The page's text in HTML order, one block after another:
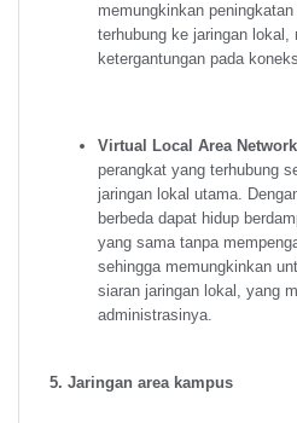
memungkinkan
terhubung ke jaringan lokal,
ketergantungan pada
Virtual Local Area
perangkat yang terhubung
jaringan lokal utama.
berbeda dapat hidup
yang sama tanpa
sehingga memungkinkan
siaran jaringan lokal, yang
administrasinya.
5. Jaringan area kampus